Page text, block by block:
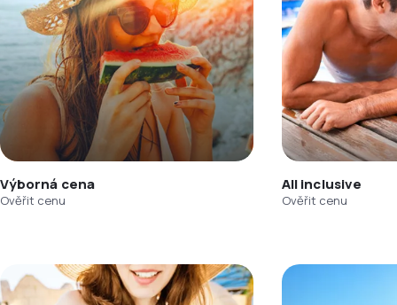
Výborná cena
Ověřit cenu
All inclusive
Ověřit cenu